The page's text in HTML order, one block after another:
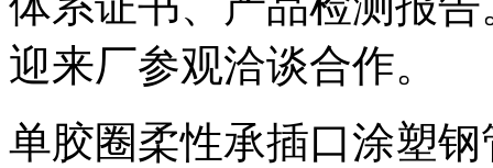
迎来厂参观洽谈合作。
单胶圈柔性承插口涂塑